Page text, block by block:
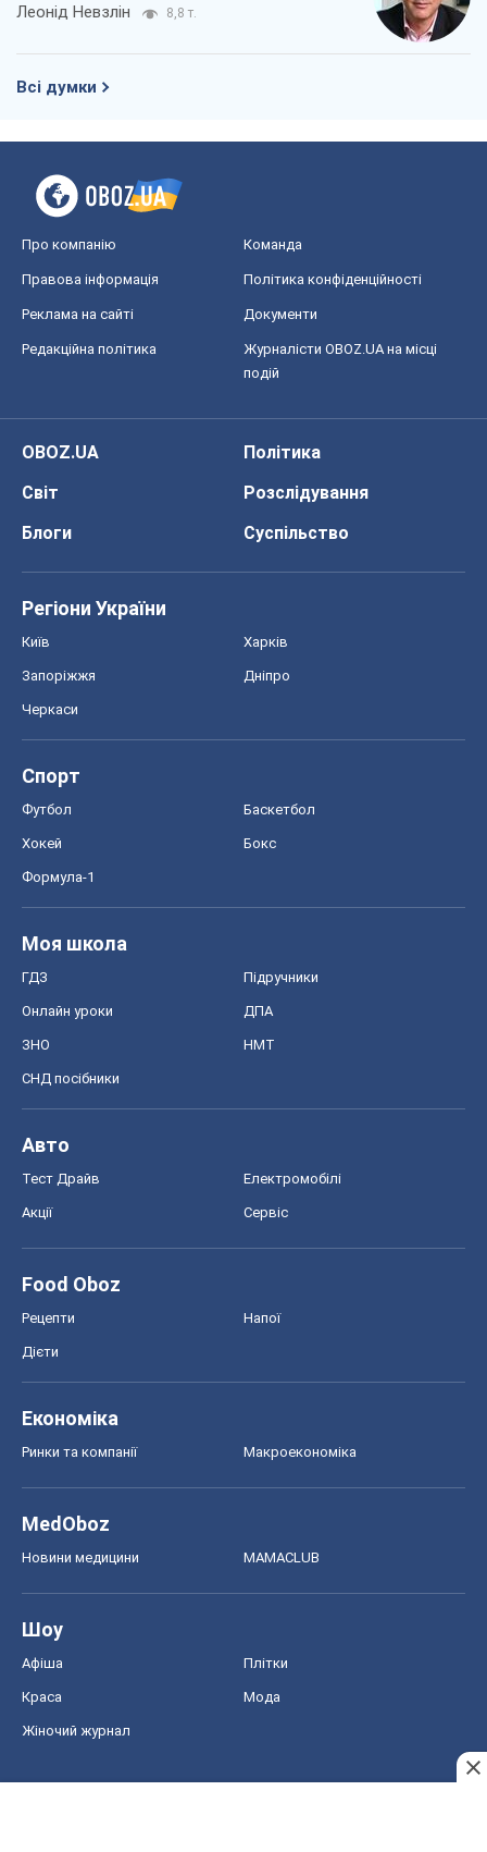
Леонід Невзлін 8,8 т.
Всі думки
Про компанію Команда
Правова інформація Політика конфіденційності
Реклама на сайті Документи
Редакційна політика
Журналісти OBOZ.UA на місці
подій
OBOZ.UA
Політика
Світ
Розслідування
Блоги
Суспільство
Регіони України
Київ Харків
Запоріжжя Дніпро
Черкаси
Спорт
Футбол Баскетбол
Хокей Бокс
Формула-1
Моя школа
ГДЗ Підручники
Онлайн уроки ДПА
ЗНО НМТ
СНД посібники
Авто
Тест Драйв Електромобілі
Акції Сервіс
Food Oboz
Рецепти Напої
Дієти
Економіка
Ринки та компанії Макроекономіка
MedOboz
Новини медицини MAMACLUB
Шоу
Афіша Плітки
Краса Мода
Жіночий журнал